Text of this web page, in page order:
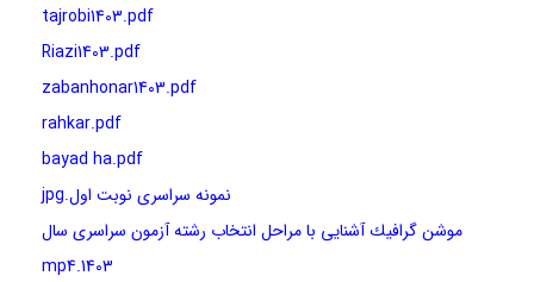
tajrobi1403.pdf
Riazi1403.pdf
zabanhonar1403.pdf
rahkar.pdf
bayad ha.pdf
نمونه سراسری نوبت اول.jpg
موشن گرافیك آشنایی با مراحل انتخاب رشته آزمون سراسری سال
1403.mp4